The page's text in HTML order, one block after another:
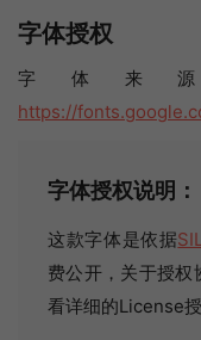
字体授权
字体来
https://
字体授权说明：
这款字体是依据
费公开，关于授权
看详细的License授